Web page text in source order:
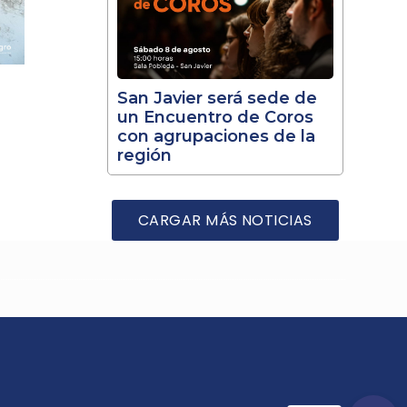
San Javier será sede de
un Encuentro de Coros
con agrupaciones de la
región
CARGAR MÁS NOTICIAS